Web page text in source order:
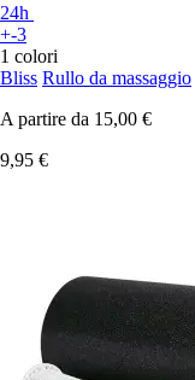
24h
+-3
1 colori
Bliss Rullo da massaggio
A partire da 15,00 €
9,95 €